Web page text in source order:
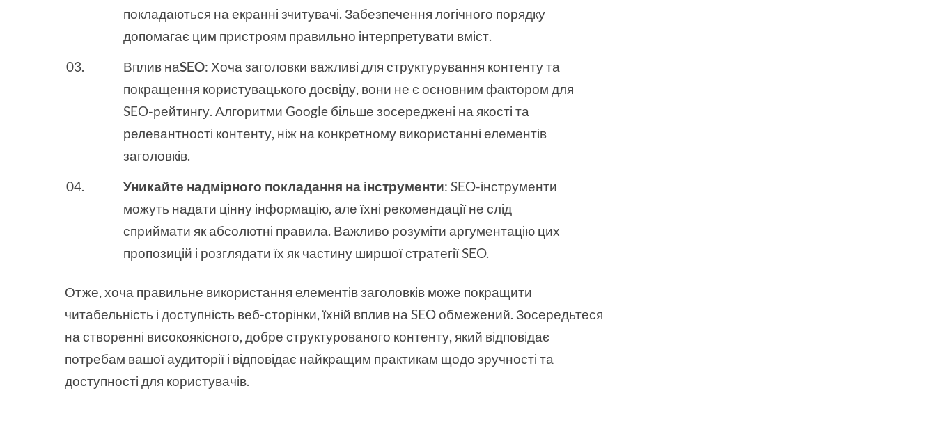
покладаються на екранні зчитувачі. Забезпечення логічного порядку
допомагає цим пристроям правильно інтерпретувати вміст.
Вплив наSEO: Хоча заголовки важливі для структурування контенту та
покращення користувацького досвіду, вони не є основним фактором для
SEO-рейтингу. Алгоритми Google більше зосереджені на якості та
релевантності контенту, ніж на конкретному використанні елементів
заголовків.
Уникайте надмірного покладання на інструменти: SEO-інструменти
можуть надати цінну інформацію, але їхні рекомендації не слід
сприймати як абсолютні правила. Важливо розуміти аргументацію цих
пропозицій і розглядати їх як частину ширшої стратегії SEO.
Отже, хоча правильне використання елементів заголовків може покращити
читабельність і доступність веб-сторінки, їхній вплив на SEO обмежений. Зосередьтеся
на створенні високоякісного, добре структурованого контенту, який відповідає
потребам вашої аудиторії і відповідає найкращим практикам щодо зручності та
доступності для користувачів.